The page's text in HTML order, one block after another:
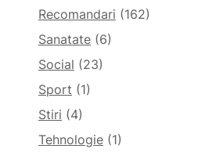
Recomandari (162)
Sanatate (6)
Social (23)
Sport (1)
Stiri (4)
Tehnologie (1)